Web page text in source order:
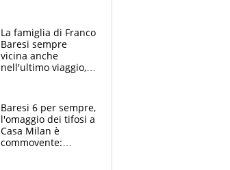
La famiglia di Franco
Baresi sempre
vicina anche
nell'ultimo viaggio,
circondati
dall'affetto dei tifosi
Baresi 6 per sempre,
l'omaggio dei tifosi a
Casa Milan è
commovente: